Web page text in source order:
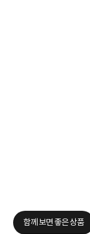
함께 보면 좋은 상품